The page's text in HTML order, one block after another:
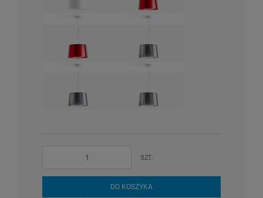
szt.
DO KOSZYKA